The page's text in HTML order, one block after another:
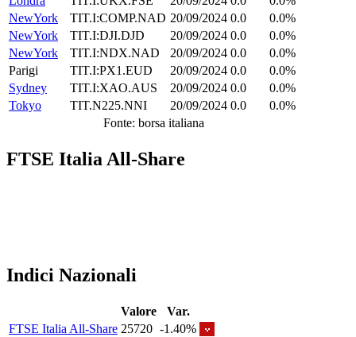
NewYork
TIT.I:COMP.NAD 20/09/2024 0.0
0.0%
NewYork
TIT.I:DJI.DJD 20/09/2024 0.0
0.0%
NewYork
TIT.I:NDX.NAD 20/09/2024 0.0
0.0%
Parigi
TIT.I:PX1.EUD 20/09/2024 0.0
0.0%
Sydney
TIT.I:XAO.AUS 20/09/2024 0.0
0.0%
Tokyo
TIT.N225.NNI 20/09/2024 0.0
0.0%
Fonte: borsa italiana
FTSE Italia All-Share
Indici Nazionali
Valore
Var.
FTSE Italia All-Share 25720 -1.40%